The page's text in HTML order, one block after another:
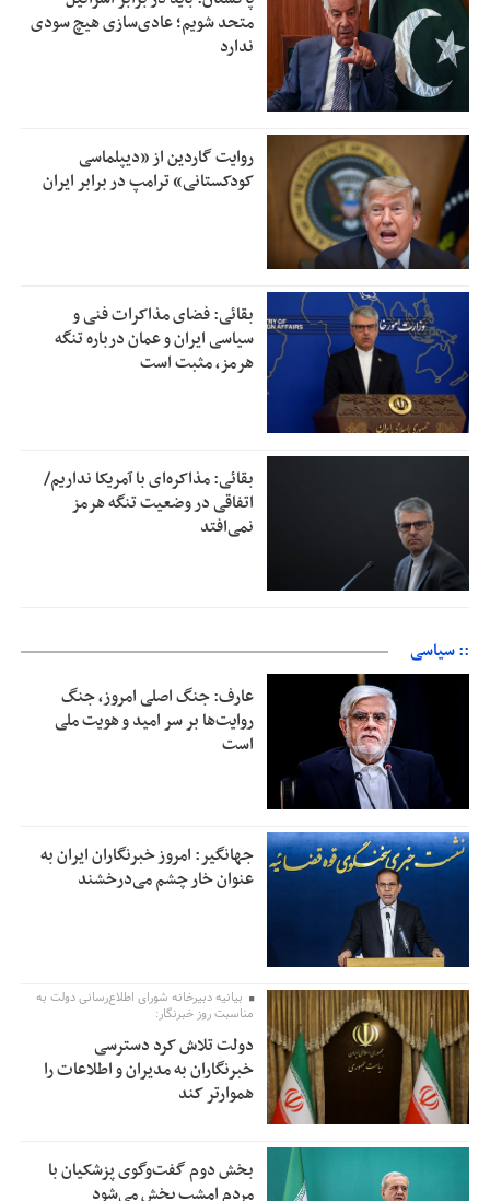
متحد شویم؛ عادی‌سازی هیچ سودی
ندارد
روایت گاردین از «دیپلماسی
کودکستانی» ترامپ در برابر ایران
بقائی: فضای مذاکرات فنی و
سیاسی ایران و عمان درباره تنگه
هرمز، مثبت است
بقائی: مذاکره‌ای با آمریکا نداریم/
اتفاقی در وضعیت تنگه هرمز
نمی‌افتد
:: سیاسی
عارف: جنگ اصلی امروز، جنگ
روایت‌ها بر سر امید و هویت ملی
است
جهانگیر: امروز خبرنگاران ایران به
عنوان خار چشم می‌درخشند
بیانیه دبیرخانه شورای اطلاع‌رسانی دولت به
مناسبت روز خبرنگار:
دولت تلاش کرد دسترسی
خبرنگاران به مدیران و اطلاعات را
هموارتر کند
بخش دوم گفت‌وگوی پزشکیان با
مردم امشب پخش می‌شود